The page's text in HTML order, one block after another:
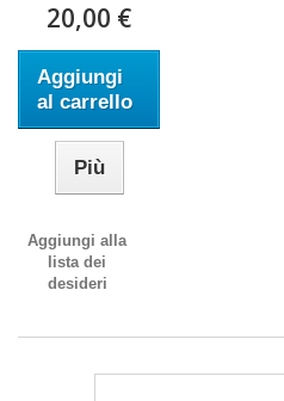
20,00 €
Aggiungi
al carrello
Più
Aggiungi alla
lista dei
desideri